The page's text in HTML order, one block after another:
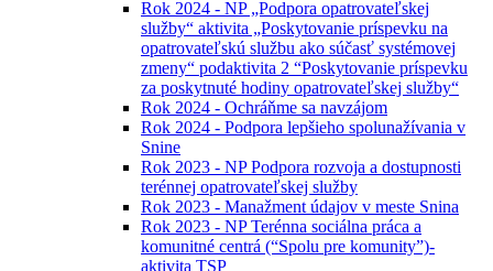
Rok 2024 - NP „Podpora opatrovateľskej
služby“ aktivita „Poskytovanie príspevku na
opatrovateľskú službu ako súčasť systémovej
zmeny“ podaktivita 2 “Poskytovanie príspevku
za poskytnuté hodiny opatrovateľskej služby“
Rok 2024 - Ochráňme sa navzájom
Rok 2024 - Podpora lepšieho spolunažívania v
Snine
Rok 2023 - NP Podpora rozvoja a dostupnosti
terénnej opatrovateľskej služby
Rok 2023 - Manažment údajov v meste Snina
Rok 2023 - NP Terénna sociálna práca a
komunitné centrá (“Spolu pre komunity”)-
aktivita TSP